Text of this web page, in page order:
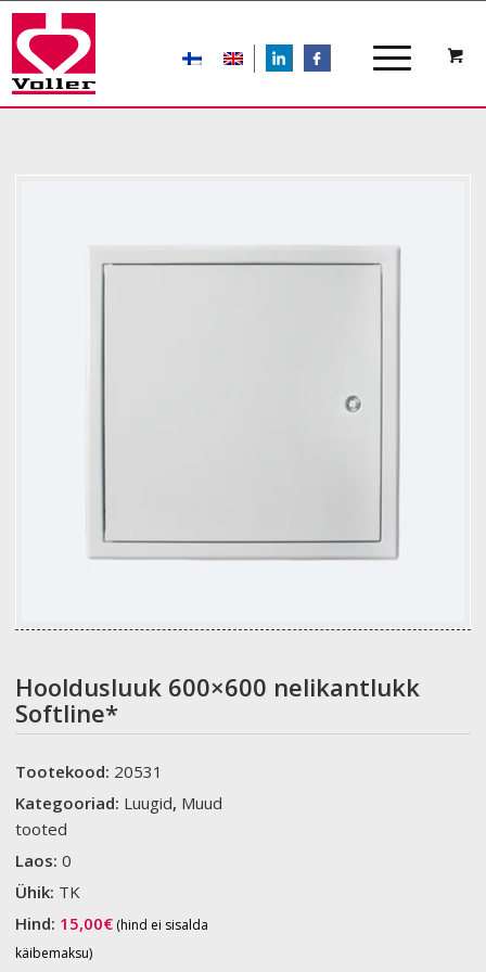
LIn
Hooldusluuk 600×600 nelikantlukk
Softline*
Tootekood: 20531
Kategooriad: Luugid, Muud
tooted
Laos:0
Ühik: TK
Hind: 15,00€ (hind ei sisalda
käibemaksu)